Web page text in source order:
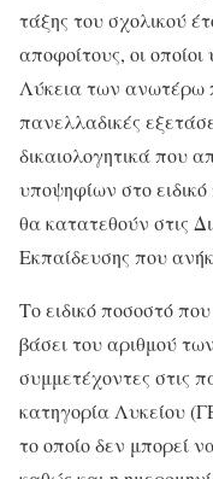
τάξης του σχολικού
αποφοίτους, οι
Λύκεια των ανωτέρω
πανελλαδικές
δικαιολογητικά που
υποψηφίων στο
θα κατατεθούν στις
Εκπαίδευσης που
Το ειδικό ποσοστό
βάσει του αριθμού
συμμετέχοντες στις
κατηγορία Λυκείου
το οποίο δεν μπορεί